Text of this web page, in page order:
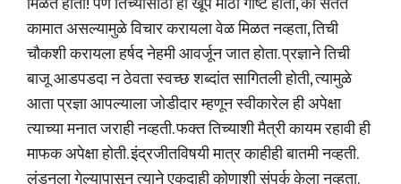
कामात असल्यामुळे विचार करायला वेळ मिळत नव्हता, तिची
चौकशी करायला हर्षद नेहमी आवर्जून जात होता. प्रज्ञाने तिची
बाजू आडपडदा न ठेवता स्वच्छ शब्दांत सागितली होती, त्यामुळे
आता प्रज्ञा आपल्याला जोडीदार म्हणून स्वीकारेल ही अपेक्षा
त्याच्या मनात जराही नव्हती. फक्त तिच्याशी मैत्री कायम रहावी ही
माफक अपेक्षा होती. इंद्रजीतविषयी मात्र काहीही बातमी नव्हती.